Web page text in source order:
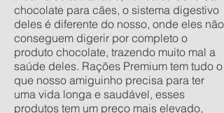
chocolate para cães, o sistema digestivo
deles é diferente do nosso, onde eles não
conseguem digerir por completo o
produto chocolate, trazendo muito mal a
saúde deles. Rações Premium tem tudo o
que nosso amiguinho precisa para ter
uma vida longa e saudável, esses
produtos tem um preço mais elevado,